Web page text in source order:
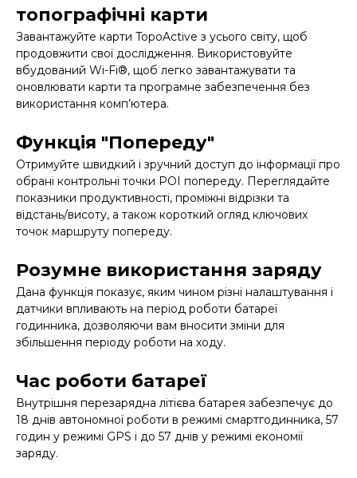
топографічні карти
Завантажуйте карти TopoActive з усього світу, щоб
продовжити свої дослідження. Використовуйте
вбудований Wi-Fi®, щоб легко завантажувати та
оновлювати карти та програмне забезпечення без
використання комп’ютера.
Функція "Попереду"
Отримуйте швидкий і зручний доступ до інформації про
обрані контрольні точки POI попереду. Переглядайте
показники продуктивності, проміжні відрізки та
відстань/висоту, а також короткий огляд ключових
точок маршруту попереду.
Розумне використання заряду
Дана функція показує, яким чином різні налаштування і
датчики впливають на період роботи батареї
годинника, дозволяючи вам вносити зміни для
збільшення періоду роботи на ходу.
Час роботи батареї
Внутрішня перезарядна літієва батарея забезпечує до
18 днів автономної роботи в режимі смартгодинника, 57
годин у режимі GPS і до 57 днів у режимі економії
заряду.